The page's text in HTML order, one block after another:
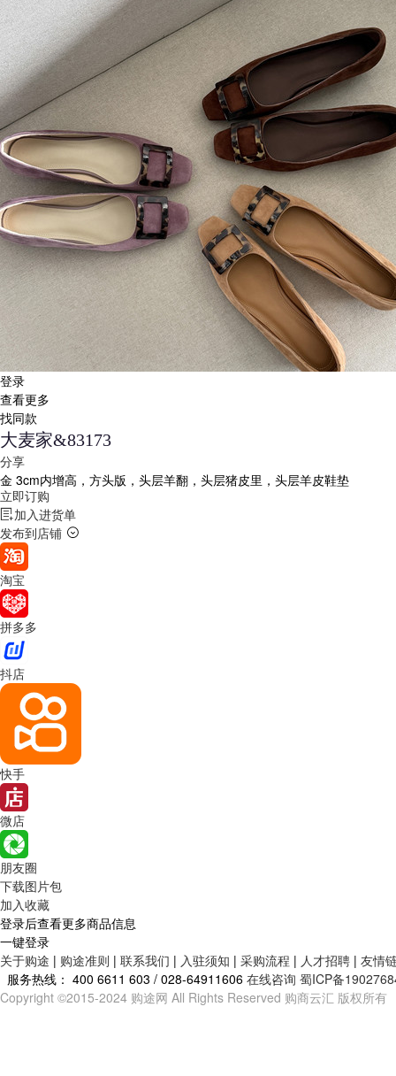
登录
查看更多
找同款
大麦家&83173
分享
金 3cm内增高，方头版，头层羊翻，头层猪皮里，头层羊皮鞋垫
立即订购
加入进货单
发布到店铺
淘宝
拼多多
抖店
快手
微店
朋友圈
下载图片包
加入收藏
登录后查看更多商品信息
一键登录
关于购途 | 购途准则 | 联系我们 | 入驻须知 | 采购流程 | 人才招聘 | 友情
服务热线： 400 6611 603 / 028-64911606 在线咨询 蜀ICP备
Copyright ©2015-2024 购途网 All Rights Reserved 购商云汇 版权所有